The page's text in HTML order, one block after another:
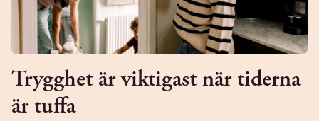
Trygghet är viktigast när tiderna
är tuffa